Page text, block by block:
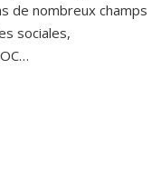
de nombreux champs
sociales,